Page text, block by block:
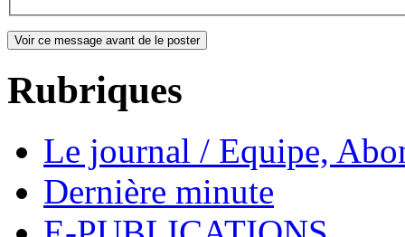
Rubriques
Le journal / Equipe,
Dernière minute